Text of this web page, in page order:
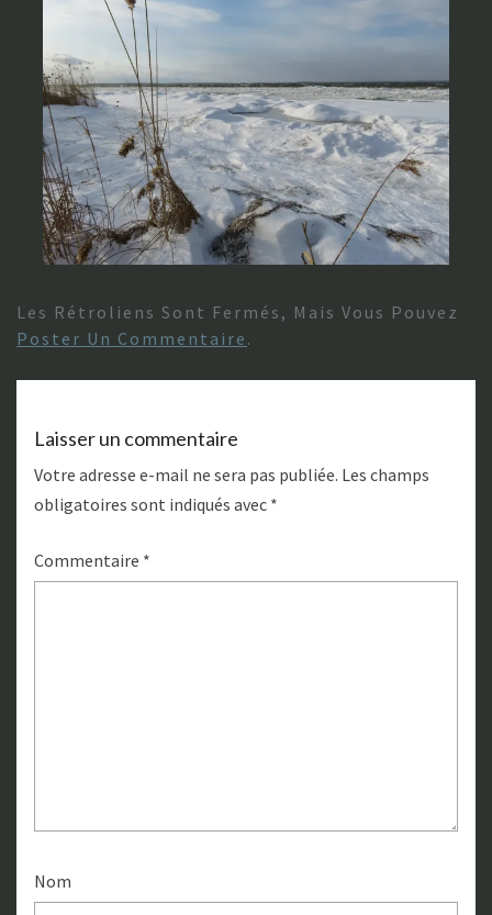
Les Rétroliens Sont Fermés, Mais Vous Pouvez
Poster Un Commentaire .
Laisser un commentaire
Votre adresse e-mail ne sera pas publiée. Les champs
obligatoires sont indiqués avec *
Commentaire *
Nom